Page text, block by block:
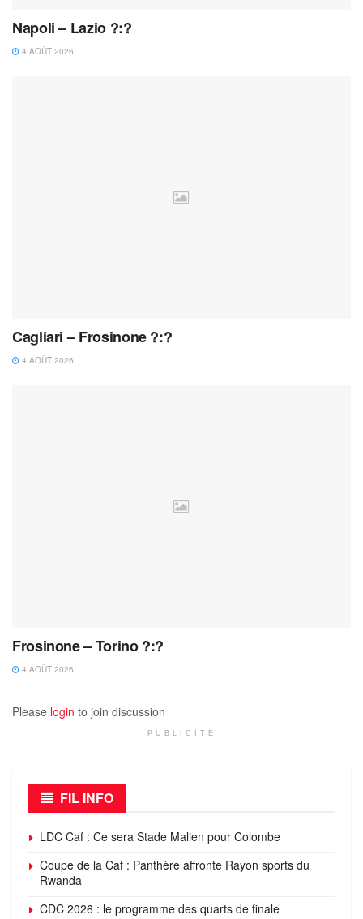
Napoli – Lazio ?:?
4 AOÛT 2026
Cagliari – Frosinone ?:?
4 AOÛT 2026
Frosinone – Torino ?:?
4 AOÛT 2026
Please login to join discussion
PUBLICITÉ
FIL INFO
LDC Caf : Ce sera Stade Malien pour Colombe
Coupe de la Caf : Panthère affronte Rayon sports du
Rwanda
CDC 2026 : le programme des quarts de finale